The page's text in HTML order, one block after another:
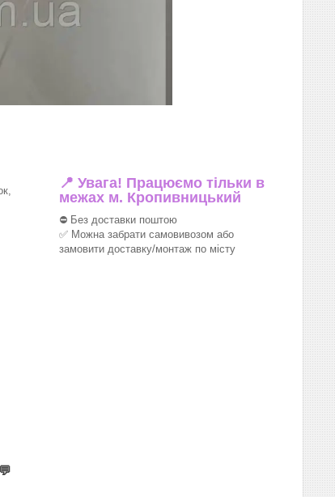
📍 Увага! Працюємо тільки в
межах м. Кропивницький
⛔ Без доставки поштою
✅ Можна забрати самовивозом або
замовити доставку/монтаж по місту
💬